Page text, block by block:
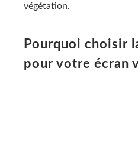
végétation.
Pourquoi choisir
pour votre écran